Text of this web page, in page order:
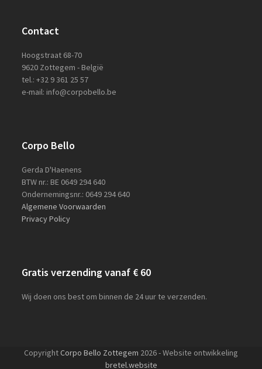
Contact
Hoogstraat 68-70
9620 Zottegem - België
tel.: +32 9 361 25 57
e-mail: info@corpobello.be
Corpo Bello
Gerda D'Haenens
BTW nr.: BE 0649 294 640
Ondernemingsnr.: 0649 294 640
Algemene Voorwaarden
Privacy Policy
Gratis verzending vanaf € 60
Wij doen ons best om binnen de 24 uur te verzenden.
CopyrightCorpo Bello Zottegem 2026 - Website ontwikkeling
bretel.website